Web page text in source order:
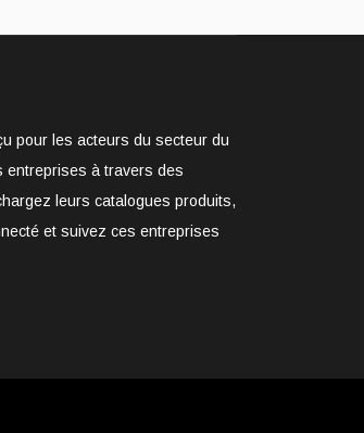
pour les acteurs du secteur du
entreprises à travers des
leurs catalogues produits,
et suivez ces entreprises